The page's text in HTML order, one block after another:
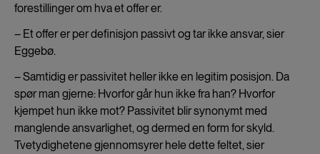
forestillinger om hva et offer er.
– Et offer er per definisjon passivt og tar ikke ansvar, sier
Eggebø.
– Samtidig er passivitet heller ikke en legitim posisjon. Da
spør man gjerne: Hvorfor går hun ikke fra han? Hvorfor
kjempet hun ikke mot? Passivitet blir synonymt med
manglende ansvarlighet, og dermed en form for skyld.
Tvetydighetene gjennomsyrer hele dette feltet, sier